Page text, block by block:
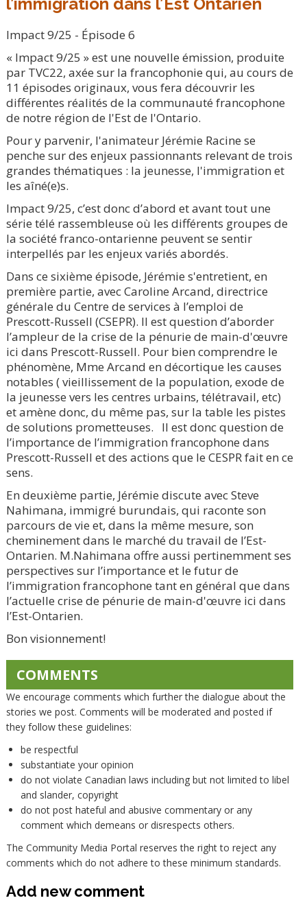
Impact 9/25 - Épisode 6
« Impact 9/25 » est une nouvelle émission, produite
par TVC22, axée sur la francophonie qui, au cours de
11 épisodes originaux, vous fera découvrir les
différentes réalités de la communauté francophone
de notre région de l'Est de l'Ontario.
Pour y parvenir, l'animateur Jérémie Racine se
penche sur des enjeux passionnants relevant de trois
grandes thématiques : la jeunesse, l'immigration et
les aîné(e)s.
Impact 9/25, c’est donc d’abord et avant tout une
série télé rassembleuse où les différents groupes de
la société franco-ontarienne peuvent se sentir
interpellés par les enjeux variés abordés.
Dans ce sixième épisode, Jérémie s'entretient, en
première partie, avec Caroline Arcand, directrice
générale du Centre de services à l’emploi de
Prescott-Russell (CSEPR). Il est question d’aborder
l’ampleur de la crise de la pénurie de main-d'œuvre
ici dans Prescott-Russell. Pour bien comprendre le
phénomène, Mme Arcand en décortique les causes
notables ( vieillissement de la population, exode de
la jeunesse vers les centres urbains, télétravail, etc)
et amène donc, du même pas, sur la table les pistes
de solutions prometteuses. Il est donc question de
l’importance de l’immigration francophone dans
Prescott-Russell et des actions que le CESPR fait en ce
sens.
En deuxième partie, Jérémie discute avec Steve
Nahimana, immigré burundais, qui raconte son
parcours de vie et, dans la même mesure, son
cheminement dans le marché du travail de l’Est-
Ontarien. M.Nahimana offre aussi pertinemment ses
perspectives sur l’importance et le futur de
l’immigration francophone tant en général que dans
l’actuelle crise de pénurie de main-d'œuvre ici dans
l’Est-Ontarien.
Bon visionnement!
COMMENTS
We encourage comments which further the dialogue about the
stories we post. Comments will be moderated and posted if
they follow these guidelines:
be respectful
substantiate your opinion
do not violate Canadian laws including but not limited to libel
and slander, copyright
do not post hateful and abusive commentary or any
comment which demeans or disrespects others.
The Community Media Portal reserves the right to reject any
comments which do not adhere to these minimum standards.
Add new comment